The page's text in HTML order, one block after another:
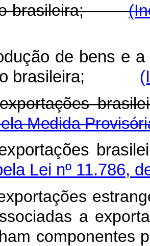
brasileira;
de bens e
brasileira;
Medida
exportações
Lei nº 11.786,
a
componentes